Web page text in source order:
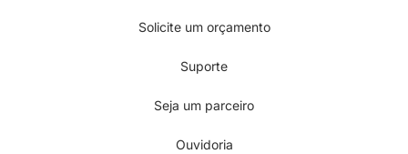
Solicite um orçamento
Suporte
Seja um parceiro
Ouvidoria